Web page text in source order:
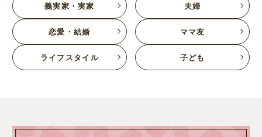
義実家・実家 夫婦
恋愛・結婚 ママ友
ライフスタイル 子ども